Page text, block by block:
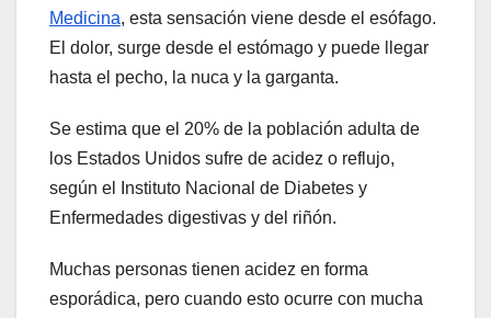
Medicina, esta sensación viene desde el esófago.
El dolor, surge desde el estómago y puede llegar
hasta el pecho, la nuca y la garganta.
Se estima que el 20% de la población adulta de
los Estados Unidos sufre de acidez o reflujo,
según el Instituto Nacional de Diabetes y
Enfermedades digestivas y del riñón.
Muchas personas tienen acidez en forma
esporádica, pero cuando esto ocurre con mucha